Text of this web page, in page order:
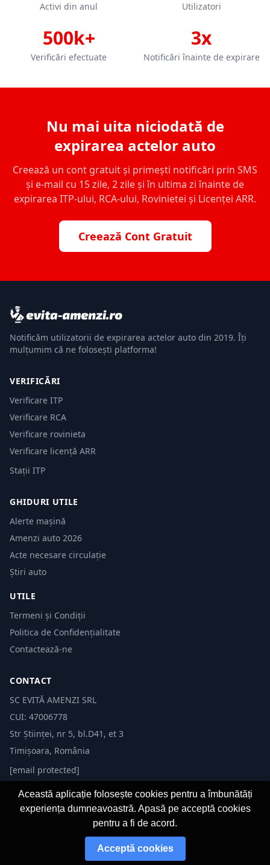
Activi din anul Utilizatori
500k+
Verificări efectuate
3x
Notificări înainte de expirare
Nu mai uita niciodată de
expirarea actelor auto
Creează un cont gratuit și primești notificări prin SMS
și e-mail cu 15 zile, 2 zile și în ultima zi înainte de
expirarea ITP-ului, RCA-ului, Rovinietei și Licenței ARR.
Creează Cont Gratuit
Notificăm utilizatorii de expirarea actelor auto din 2019. Îți
mulțumim că ne folosești platforma!
VERIFICĂRI
Verificare ITP
Verificare RCA
Verificare rovinieta
Verificare licență ARR
Stații ITP
GHIDURI UTILE
Alerte mașină
Amenzi auto 2026
Acte necesare circulație
Știri auto
UTILE
Termeni și Condiții
Politica de Confidențialitate
Contactează-ne
CONTACT
SC EVITĂ AMENZI SRL
CUI: 47006778
Str Științei, nr 5, bl.D41, et 3
Timișoara, România
[email protected]
© 2026 Evită Amenzi. Toate drepturile rezervate.
Această aplicație folosește cookies pentru a îmbunătăți
experiența dumneavoastră. Apasă pe acceptă cookies
pentru a fi de acord.
Acceptă cookies